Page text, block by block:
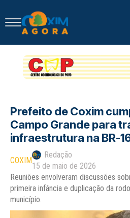
Prefeito de Coxim
Campo Grande para
infraestrutura na BR-
COXIM
Redação
15 de maio de 2026
Reuniões envolveram discussões
primeira infância e duplicação da
município.